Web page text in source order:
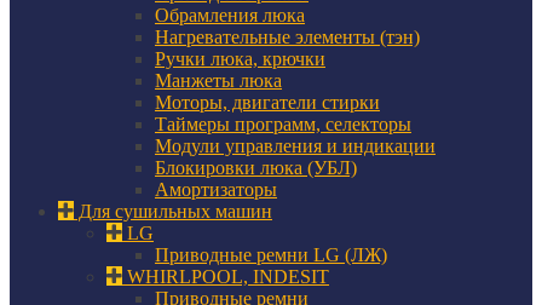
Обрамления люка
Нагревательные элементы (тэн)
Ручки люка, крючки
Манжеты люка
Моторы, двигатели стирки
Таймеры программ, селекторы
Модули управления и индикации
Блокировки люка (УБЛ)
Амортизаторы
Для сушильных машин
LG
Приводные ремни LG (ЛЖ)
WHIRLPOOL, INDESIT
Приводные ремни